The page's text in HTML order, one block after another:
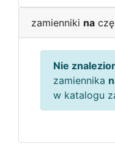
zamienniki na
Nie
zamiennika
w katalogu